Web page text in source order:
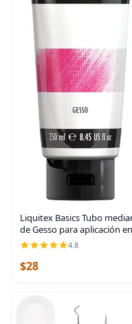
Liquitex Basics Tubo
de Gesso para aplicación en
superficies, 8.5 onzas
4.8
$28